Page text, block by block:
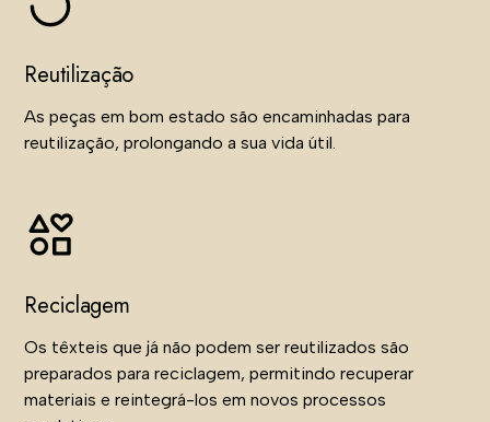
Reutilização
As peças em bom estado são encaminhadas para
reutilização, prolongando a sua vida útil.
Reciclagem
Os têxteis que já não podem ser reutilizados são
preparados para reciclagem, permitindo recuperar
materiais e reintegrá-los em novos processos